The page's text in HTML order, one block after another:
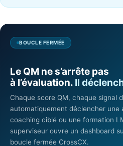
BOUCLE FERMÉE
Le QM ne s’arrête pas
à l’évaluation. Il
Chaque score QM, chaque signal
automatiquement déclencher une
coaching ciblé ou une formation
superviseur ouvre un dashboard
boucle fermée CrossCX.